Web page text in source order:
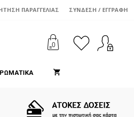
ΠΑΡΑΓΓΕΛΊΑΣ ΣΎΝΔΕΣΗ / ΕΓΓΡΑΦΉ
0